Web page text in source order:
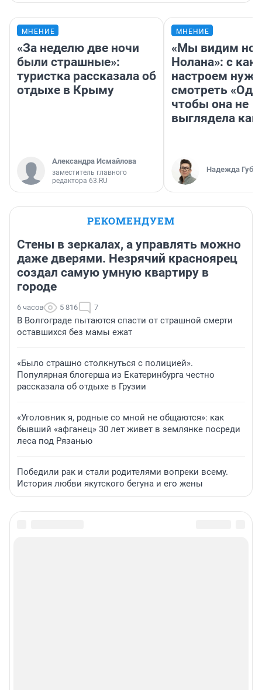
МНЕНИЕ
«За неделю две ночи
были страшные»:
туристка рассказала об
отдыхе в Крыму
Александра Исмайлова
заместитель главного
редактора 63.RU
МНЕНИЕ
«Мы видим
Нолана»: с
настроем
смотреть
чтобы она не
выглядела как
Надежда
РЕКОМЕНДУЕМ
Стены в зеркалах, а управлять можно
даже дверями. Незрячий красноярец
создал самую умную квартиру в
городе
6 часов 5 816 7
В Волгограде пытаются спасти от страшной смерти
оставшихся без мамы ежат
«Было страшно столкнуться с полицией».
Популярная блогерша из Екатеринбурга честно
рассказала об отдыхе в Грузии
«Уголовник я, родные со мной не общаются»: как
бывший «афганец» 30 лет живет в землянке посреди
леса под Рязанью
Победили рак и стали родителями вопреки всему.
История любви якутского бегуна и его жены